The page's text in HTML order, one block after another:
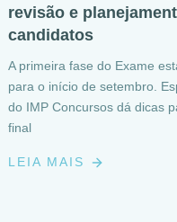
revisão e
candidatos
A primeira fase do Exame
para o início de setembro.
do IMP Concursos dá dicas
final
LEIA MAIS